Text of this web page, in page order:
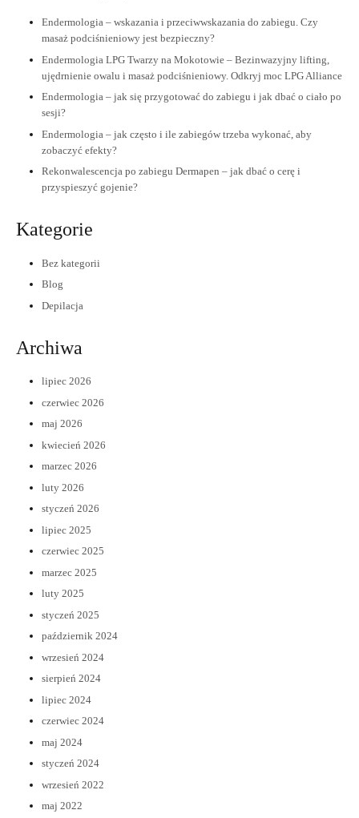
Endermologia – wskazania i przeciwwskazania do zabiegu. Czy
masaż podciśnieniowy jest bezpieczny?
Endermologia LPG Twarzy na Mokotowie – Bezinwazyjny lifting,
ujędrnienie owalu i masaż podciśnieniowy. Odkryj moc LPG Alliance
Endermologia – jak się przygotować do zabiegu i jak dbać o ciało po
sesji?
Endermologia – jak często i ile zabiegów trzeba wykonać, aby
zobaczyć efekty?
Rekonwalescencja po zabiegu Dermapen – jak dbać o cerę i
przyspieszyć gojenie?
Kategorie
Bez kategorii
Blog
Depilacja
Archiwa
lipiec 2026
czerwiec 2026
maj 2026
kwiecień 2026
marzec 2026
luty 2026
styczeń 2026
lipiec 2025
czerwiec 2025
marzec 2025
luty 2025
styczeń 2025
październik 2024
wrzesień 2024
sierpień 2024
lipiec 2024
czerwiec 2024
maj 2024
styczeń 2024
wrzesień 2022
maj 2022